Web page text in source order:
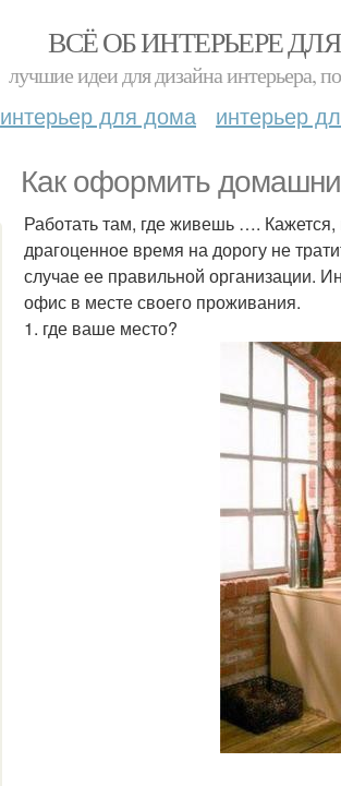
ВСЁ ОБ ИНТЕРЬЕРЕ
лучшие идеи для дизайна интерьера,
интерьер для дома интерьер
Как оформить
Работать там, где живешь ….
драгоценное время на дорогу не
случае ее правильной организации.
офис в месте своего проживания.
1. где ваше место?